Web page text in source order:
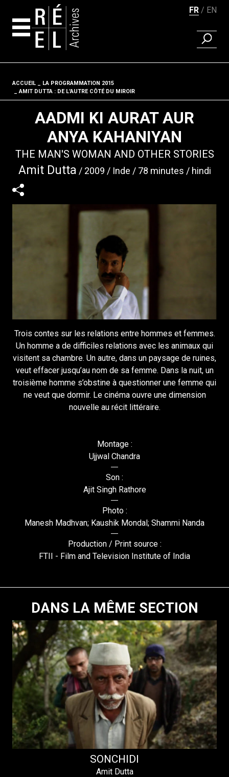
FR EN
ACCUEIL
LA PROGRAMMATION 2015
AMIT DUTTA : DE L'AUTRE CÔTÉ DU MIROIR
AADMI KI AURAT AUR
ANYA KAHANIYAN
THE MAN'S WOMAN AND OTHER STORIES
Amit Dutta 2009 Inde 78 minutes hindi
Trois contes sur les relations entre hommes et femmes.
Un homme a de difficiles relations avec les animaux qui
visitent sa chambre. Un autre, dans un paysage de ruines,
veut effacer jusqu’au nom de sa femme. Dans la nuit, un
troisième homme s’obstine à questionner une femme qui
ne veut que dormir. Le cinéma ouvre une dimension
nouvelle au récit littéraire.
Montage :
Ujjwal Chandra
Son :
Ajit Singh Rathore
Photo :
Manesh Madhvan; Kaushik Mondal; Shammi Nanda
Production / Print source :
FTII - Film and Television Institute of India
DANS LA MÊME SECTION
SONCHIDI
Amit Dutta